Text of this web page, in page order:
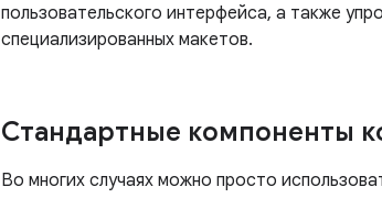
пользовательского интерфейса, а также
специализированных макетов.
Стандартные компоненты
Во многих случаях можно просто